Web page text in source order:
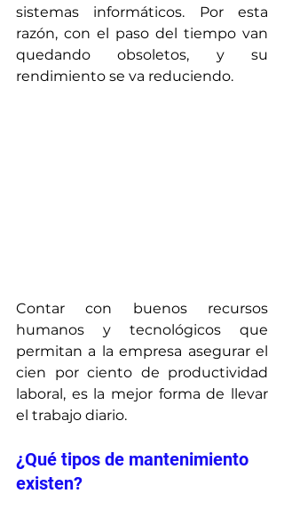
sistemas informáticos. Por esta
razón, con el paso del tiempo van
quedando obsoletos, y su
rendimiento se va reduciendo.
Contar con buenos recursos
humanos y tecnológicos que
permitan a la empresa asegurar el
cien por ciento de productividad
laboral, es la mejor forma de llevar
el trabajo diario.
¿Qué tipos de mantenimiento
existen?